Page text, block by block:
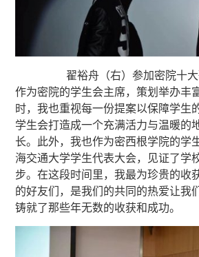
翟裕舟（右）参加密院十
作为密院的学生会主席，策划举办丰
时，我也重视每一份提案以保障学生
学生会打造成一个充满活力与温暖的
长。此外，我也作为密西根学院的学
海交通大学学生代表大会，见证了学
步。在这段时间里，我最为珍贵的收
的好友们，是我们的共同的热爱让我
铸就了那些年无数的收获和成功。